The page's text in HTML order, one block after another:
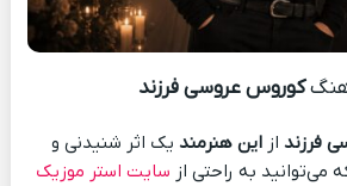
کوروس عروسی فرزند
فرزند ازاین هنرمند یک اثر شنیدنی و
به راحتی از سایت استر موزیک